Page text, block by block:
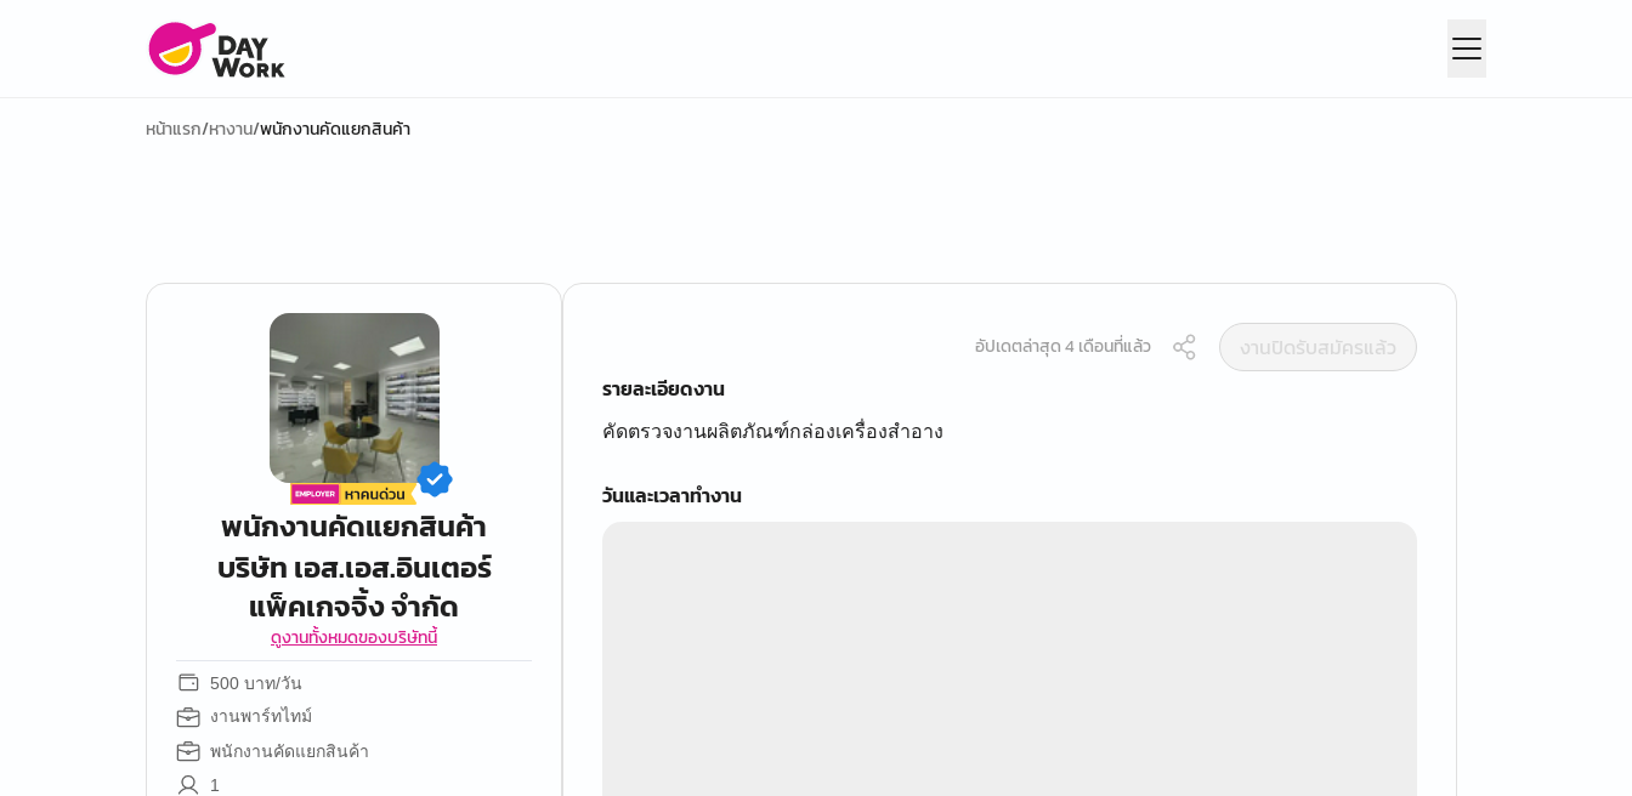
หน้าแรก/หางาน/พนักงานคัดแยกสินค้า
พนักงานคัดแยกสินค้า
บริษัท เอส.เอส.อินเตอร์
แพ็คเกจจิ้ง จำกัด
ดูงานทั้งหมดของบริษัทนี้
500 บาท/วัน
งานพาร์ทไทม์
พนักงานคัดแยกสินค้า
1
อัปเดตล่าสุด 4 เดือนที่แล้ว
งานปิดรับสมัครแล้ว
รายละเอียดงาน
คัดตรวจงานผลิตภัณฑ์กล่องเครื่องสำอาง
วันและเวลาทำงาน